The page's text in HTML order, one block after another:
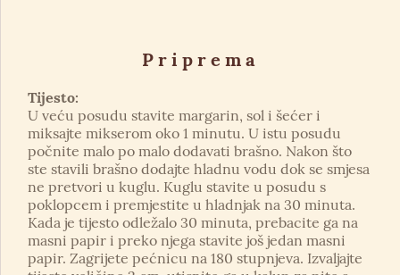
Priprema
Tijesto:
U veću posudu stavite margarin, sol i šećer i
miksajte mikserom oko 1 minutu. U istu posudu
počnite malo po malo dodavati brašno. Nakon što
ste stavili brašno dodajte hladnu vodu dok se smjesa
ne pretvori u kuglu. Kuglu stavite u posudu s
poklopcem i premjestite u hladnjak na 30 minuta.
Kada je tijesto odležalo 30 minuta, prebacite ga na
masni papir i preko njega stavite još jedan masni
papir. Zagrijete pećnicu na 180 stupnjeva. Izvaljajte